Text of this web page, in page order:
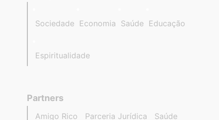
Sociedade Economia Saúde Educação
Espiritualidade
Partners
Amigo Rico Parceria Jurídica Saúde